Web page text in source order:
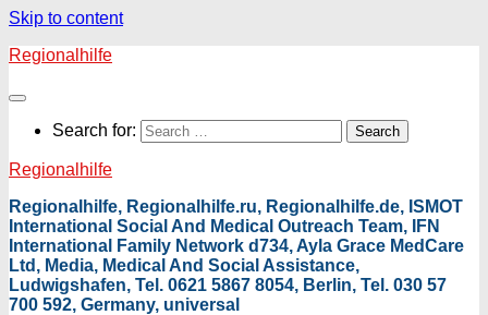
Skip to content
Regionalhilfe
Search for:
Regionalhilfe
Regionalhilfe, Regionalhilfe.ru, Regionalhilfe.de, ISMOT
International Social And Medical Outreach Team, IFN
International Family Network d734, Ayla Grace MedCare
Ltd, Media, Medical And Social Assistance,
Ludwigshafen, Tel. 0621 5867 8054, Berlin, Tel. 030 57
700 592, Germany, universal